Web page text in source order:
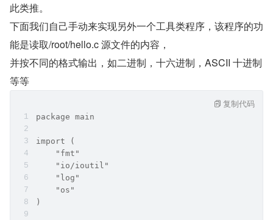
此类推。
下面我们自己手动来实现另外一个工具类程序，该程序的功
能是读取/root/hello.c 源文件的内容，
并按不同的格式输出，如二进制，十六进制，ASCII 十进制
等等
package main
import (
    "fmt"
    "io/ioutil"
    "log"
    "os"
)
复制代码